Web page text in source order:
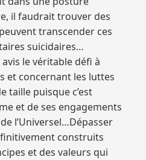
il faudrait trouver des
transcender ces
suicidaires…
avis le véritable défi à
et concernant les luttes
taille puisque c’est
et de ses engagements
l’Universel…Dépasser
construits
et des valeurs qui